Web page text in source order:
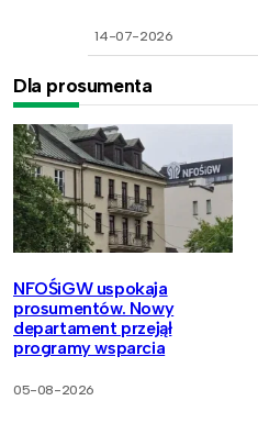
14-07-2026
Dla prosumenta
NFOŚiGW uspokaja
prosumentów. Nowy
departament przejął
programy wsparcia
05-08-2026